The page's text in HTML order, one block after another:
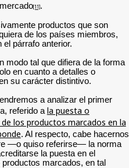
[11].
productos que son
de los países miembros,
el párrafo anterior.
modo tal que difiera de la forma
en cuanto a detalles o
su carácter distintivo.
a analizar el primer
referido a la puesta o
los productos marcados en la
. Al respecto, cabe hacernos
—o quiso referirse— la norma
la puesta en el
marcados, en tal